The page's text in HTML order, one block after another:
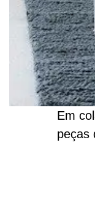
Em
peças